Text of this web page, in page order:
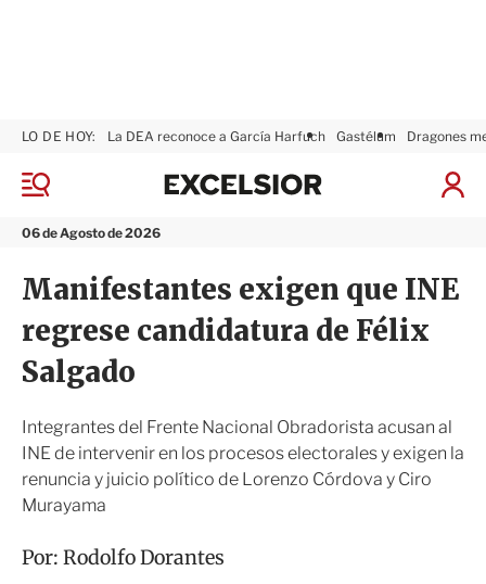
M
n
06 de Agosto de 2026
LO DE HOY: La DEA reconoce a García Harfuch Gastélum Dragones
I
i
a
x
i
o
r
Manifestantes exigen que INE
regrese candidatura de Félix
Salgado
Integrantes del Frente Nacional Obradorista acusan al
INE de intervenir en los procesos electorales y exigen la
renuncia y juicio político de Lorenzo Córdova y Ciro
Murayama
Por: Rodolfo Dorantes